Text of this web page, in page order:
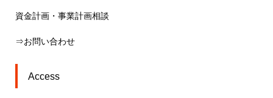
資金計画・事業計画相談
⇒お問い合わせ
Access